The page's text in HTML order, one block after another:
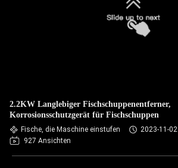
2.2KW Langlebiger Fischschuppenentferner,
Korrosionsschutzgerät für Fischschuppen
Fische, die Maschine einstufen
2023-11-02
927 Ansichten